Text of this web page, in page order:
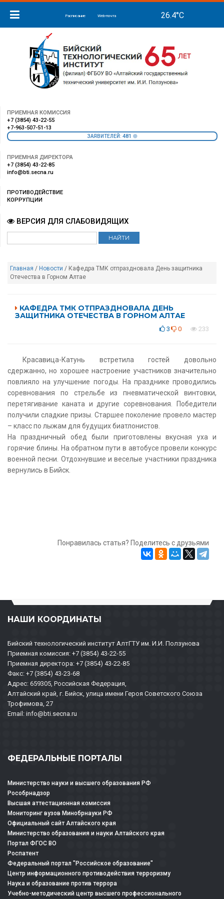
Расписание Web-почта
ПРИЕМНАЯ КОМИССИЯ
+7 (3854) 43-22-55
+7-963-507-51-13
ЗАЯВИТЕЛЕЙ: 481
ПРИЕМНАЯ ДИРЕКТОРА
+7 (3854) 43-22-85
info@bti.secna.ru
ПРОТИВОДЕЙСТВИЕ
КОРРУПЦИИ
ВЕРСИЯ ДЛЯ СЛАБОВИДЯЩИХ
Главная / Новости / Кафедра ТМК отпраздновала День защитника
Отечества в Горном Алтае
КАФЕДРА ТМК ОТПРАЗДНОВАЛА ДЕНЬ
ЗАЩИТНИКА ОТЕЧЕСТВА В ГОРНОМ АЛТАЕ
3 0 233
Красавица-Катунь встретила гостей довольно
сдержанно, но хорошее настроение участников значительно
повлияло на улучшение погоды. На празднике проводились
соревнования по стрельбе из пневматической винтовки,
перетягивание каната и другие соревнования. Победители
получили сладкие призы. Старшее поколение провело мастер
– класс по лыжам для будущих биатлонистов.
На праздничный обед были приготовлены вкусная уха и
горячие блины. На обратном пути в автобусе провели конкурс
военной песни. Отдохнувшие и веселые участники праздника
вернулись в Бийск.
Понравилась статья? Поделитесь с друзьями
НАШИ КООРДИНАТЫ
Бийский технологический институт АлтГТУ им. И.И. Ползунова
Приемная комиссия: +7 (3854) 43-22-55
Приемная директора: +7 (3854) 43-22-85
Факс: +7 (3854) 43-23-68
Адрес: 659305, Российская Федерация,
Алтайский край, г. Бийск, улица имени Героя Советского Союза
Трофимова, 27
Email: info@bti.secna.ru
ФЕДЕРАЛЬНЫЕ ПОРТАЛЫ
Министерство науки и высшего образования РФ
Рособрнадзор
Высшая аттестационная комиссия
Мониторинг вузов Минобрнауки РФ
Официальный сайт Алтайского края
Министерство образования и науки Алтайского края
Портал ФГОС ВО
Роспатент
Федеральный портал "Российское образование"
Центр информационного противодействия терроризму
Наука и образование против террора
Учебно-методический центр высшего профессионального